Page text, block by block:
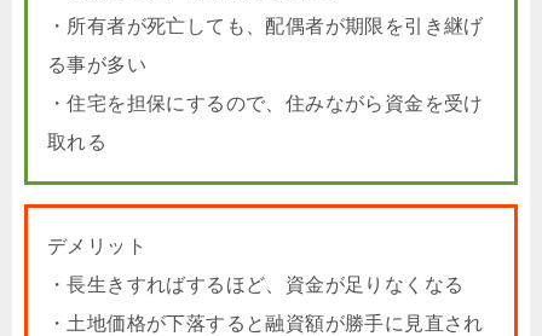
・所有者が死亡しても、配偶者が期限を引き継げ
る事が多い
・住宅を担保にするので、住みながら資金を受け
取れる
デメリット
・長生きすればするほど、資金が足りなくなる
・土地価格が下落すると融資額が勝手に見直され